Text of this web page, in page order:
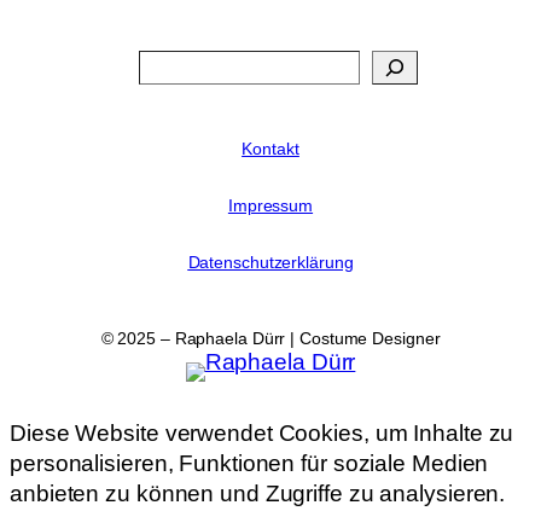
Kontakt
Impressum
Datenschutzerklärung
© 2025 – Raphaela Dürr | Costume Designer
Diese Website verwendet Cookies, um Inhalte zu
personalisieren, Funktionen für soziale Medien
anbieten zu können und Zugriffe zu analysieren.